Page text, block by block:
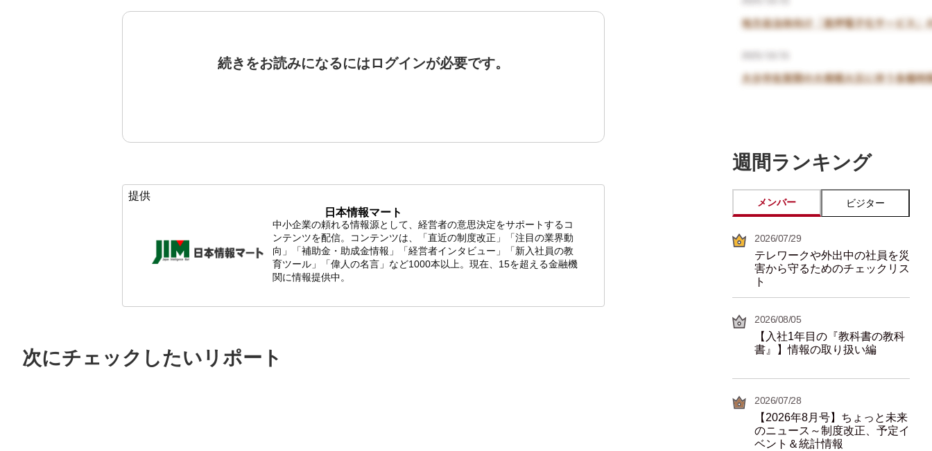
続きをお読みになるにはログインが必要です。
提供
日本情報マート
中小企業の頼れる情報源として、経営者の意思決定をサポートするコ
ンテンツを配信。コンテンツは、「直近の制度改正」「注目の業界動
向」「補助金・助成金情報」「経営者インタビュー」「新入社員の教
育ツール」「偉人の名言」など1000本以上。現在、15を超える金融機
関に情報提供中。
次にチェックしたいリポート
週間ランキング
メンバー ビジター
2026/07/29
テレワークや外出中の社員を災
害から守るためのチェックリス
ト
2026/08/05
【入社1年目の『教科書の教科
書』】情報の取り扱い編
2026/07/28
【2026年8月号】ちょっと未来
のニュース～制度改正、予定イ
ベント＆統計情報